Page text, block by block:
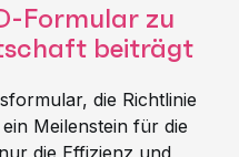
Formular zu
beiträgt
die Richtlinie
Meilenstein für die
die Effizienz und